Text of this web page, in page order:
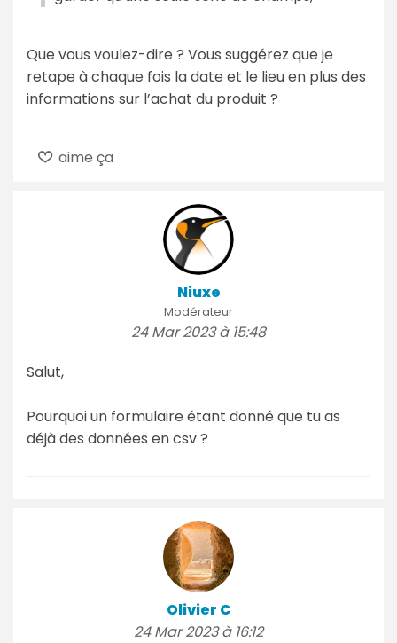
Que vous voulez-dire ? Vous suggérez que je
retape à chaque fois la date et le lieu en plus des
informations sur l’achat du produit ?
aime ça
Niuxe
Modérateur
24 Mar 2023 à 15:48
Salut,
Pourquoi un formulaire étant donné que tu as
déjà des données en csv ?
Olivier C
24 Mar 2023 à 16:12